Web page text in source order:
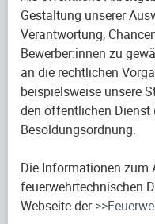
Gestaltung unserer
Verantwortung,
Bewerber:innen zu
an die rechtlichen
beispielsweise unsere
den öffentlichen Dienst
Besoldungsordnung.
Die Informationen zum
feuerwehrtechnischen
Webseite der